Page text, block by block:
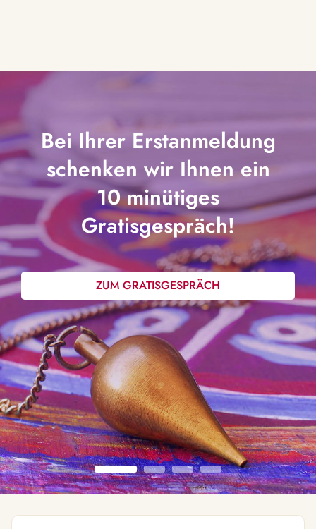
Bei Ihrer Erstanmeldung
schenken wir Ihnen ein
10 minütiges
Gratisgespräch!
ZUM GRATISGESPRÄCH